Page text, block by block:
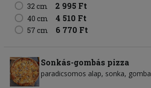
32 cm 2 995 Ft
40 cm 4 510 Ft
57 cm 6 770 Ft
Sonkás-gombás pizza
paradicsomos alap sonka gomba